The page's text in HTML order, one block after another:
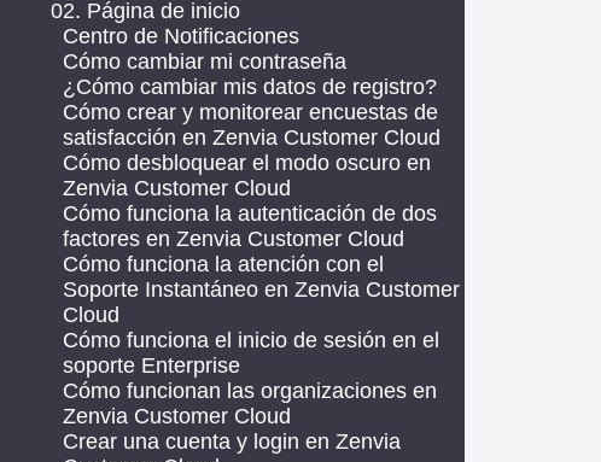
02. Página de inicio
Centro de Notificaciones
Cómo cambiar mi contraseña
¿Cómo cambiar mis datos de registro?
Cómo crear y monitorear encuestas de
satisfacción en Zenvia Customer Cloud
Cómo desbloquear el modo oscuro en
Zenvia Customer Cloud
Cómo funciona la autenticación de dos
factores en Zenvia Customer Cloud
Cómo funciona la atención con el
Soporte Instantáneo en Zenvia Customer
Cloud
Cómo funciona el inicio de sesión en el
soporte Enterprise
Cómo funcionan las organizaciones en
Zenvia Customer Cloud
Crear una cuenta y login en Zenvia